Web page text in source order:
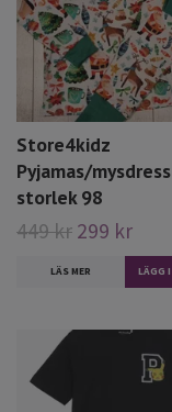
Store4kidz
Pyjamas/mysdress
storlek 98
449 kr 299 kr
LÄS MER